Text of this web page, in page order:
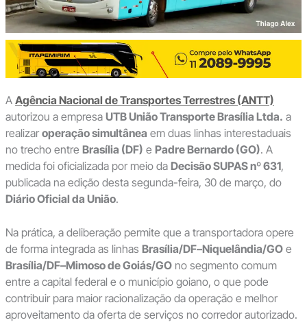
A Agência Nacional de Transportes Terrestres (ANTT)
autorizou a empresa UTB União Transporte Brasília Ltda. a
realizar operação simultânea em duas linhas interestaduais
no trecho entre Brasília (DF) e Padre Bernardo (GO). A
medida foi oficializada por meio da Decisão SUPAS nº 631,
publicada na edição desta segunda-feira, 30 de março, do
Diário Oficial da União.
Na prática, a deliberação permite que a transportadora opere
de forma integrada as linhas Brasília/DF–Niquelândia/GOe
Brasília/DF–Mimoso de Goiás/GOno segmento comum
entre a capital federal e o município goiano, o que pode
contribuir para maior racionalização da operação e melhor
aproveitamento da oferta de serviços no corredor autorizado.